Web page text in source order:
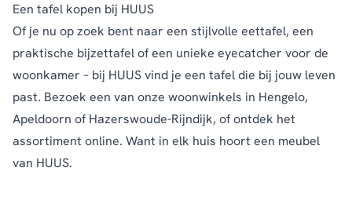
Een tafel kopen bij HUUS
Of je nu op zoek bent naar een stijlvolle eettafel, een
praktische bijzettafel of een unieke eyecatcher voor de
woonkamer – bij HUUS vind je een tafel die bij jouw leven
past. Bezoek een van onze woonwinkels in Hengelo,
Apeldoorn of Hazerswoude-Rijndijk, of ontdek het
assortiment online. Want in elk huis hoort een meubel
van HUUS.